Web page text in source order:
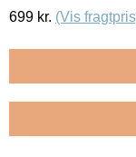
699 kr. (Vis